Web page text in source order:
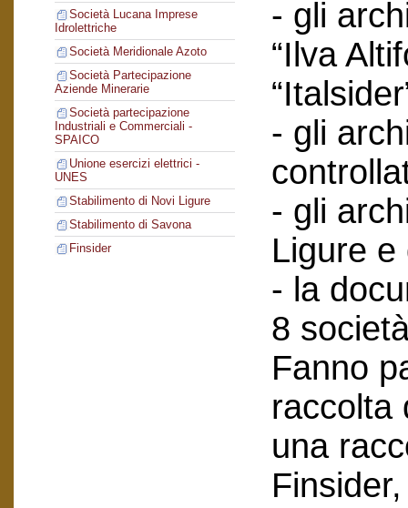
Società Lucana Imprese
Idrolettriche
Società Meridionale Azoto
Società Partecipazione
Aziende Minerarie
Società partecipazione
Industriali e Commerciali -
SPAICO
Unione esercizi elettrici -
UNES
Stabilimento di Novi Ligure
Stabilimento di Savona
Finsider
- gli
“Ilva
- gli
- gli
Ligure e
- la
8
Fanno
raccolta
una